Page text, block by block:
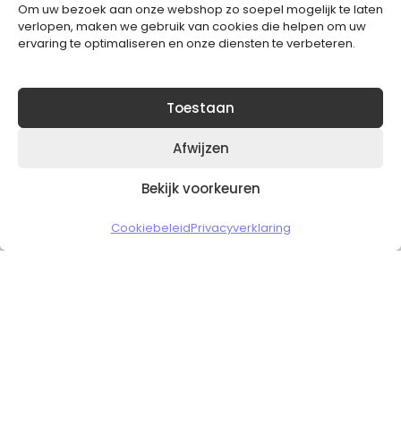
Om uw bezoek aan onze webshop zo soepel mogelijk te laten
verlopen, maken we gebruik van cookies die helpen om uw
ervaring te optimaliseren en onze diensten te verbeteren.
Toestaan
Afwijzen
Bekijk voorkeuren
CookiebeleidPrivacyverklaring
Blijft op de hoogte van het laatste nieuws.